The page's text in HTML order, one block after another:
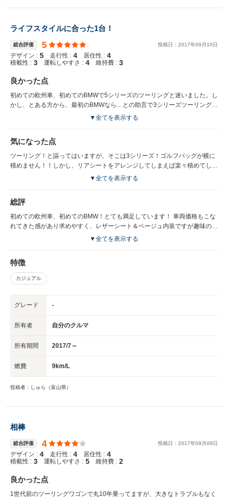
ライフスタイルに合った1台！
総合評価 5 投稿日： 2017年09 月 10日
デザイン : 5 走行性 : 4 居住性 : 4
積載性 : 3 運転しやすさ : 4 維持費 : 3
良かった点
初めての欧州車、初めてのBMWで5シリーズのツーリングと迷いました。し
かし、とある方から、最初のBMWなら…との助言で3シリーズツーリングに
しました。居住性など大丈夫か？と思いましたが乗ってしまえば関係ナ
的に問い合わせをしていました！ 走りはいかにもBMW！というところまで
はいかないと思いますが、ハンドリング、取り回し、ドアの開閉感、匂いに
至るまでBMWに乗っている！！を味わえとても満足しています！
▼全てを表示する
気になった点
ツーリング！と謳ってはいますが、そこは3シリーズ！ゴルフバッグが横に
積めません！！しかし、リアシートをアレンジしてしまえば楽々積めてしま
います！アレンジは多少面倒臭さはありますが、総じて許容範囲だと思いま
▼全てを表示する
総評
初めての欧州車、初めてのBMW！とても満足しています！ 車両価格もこな
れてきた感があり求めやすく、レザーシート＆ベージュ内装ですが趣味のゴ
ルフ、野球、バンドにとガンガン使ってます！ レザーの高級感を味わいな
▼全てを表示する
特徴
カジュアル
グレード -
所有者 自分のクルマ
所有期間 2017/7～
燃費 9km/L
投稿者：しゅら（富山県）
相棒
総合評価 4 投稿日： 2017年09 月09日
デザイン : 4 走行性 : 4 居住性 : 4
積載性 : 3 運転しやすさ : 5 維持費 : 2
良かった点
1世代前のツーリングワゴンで丸10年乗ってますが、大きなトラブルもなく